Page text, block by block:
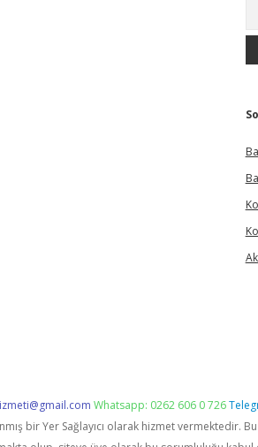
Whatsapp: 0262 606 0 726
bir Yer Sağlayıcı olarak hizmet